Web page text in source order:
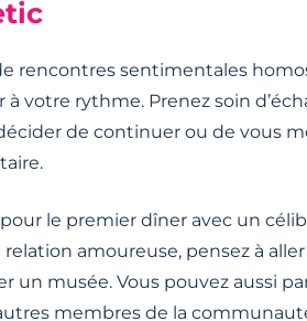
rencontres sentimentales
à votre rythme. Prenez soin
de continuer ou de vous
le premier dîner avec un
amoureuse, pensez à
un musée. Vous pouvez aussi
membres de la